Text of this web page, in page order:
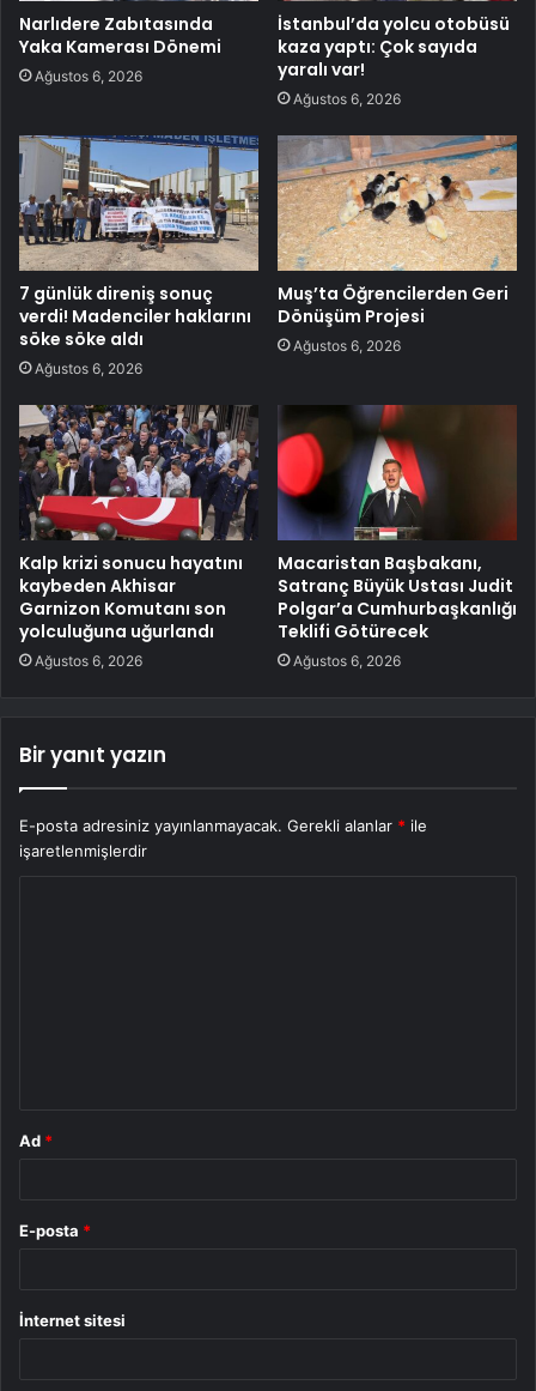
Narlıdere Zabıtasında
Yaka Kamerası Dönemi
Ağustos 6, 2026
İstanbul’da yolcu otobüsü
kaza yaptı: Çok sayıda
yaralı var!
Ağustos 6, 2026
7 günlük direniş sonuç
verdi! Madenciler haklarını
söke söke aldı
Ağustos 6, 2026
Muş’ta Öğrencilerden Geri
Dönüşüm Projesi
Ağustos 6, 2026
Kalp krizi sonucu hayatını
kaybeden Akhisar
Garnizon Komutanı son
yolculuğuna uğurlandı
Ağustos 6, 2026
Macaristan Başbakanı,
Satranç Büyük Ustası Judit
Polgar’a Cumhurbaşkanlığı
Teklifi Götürecek
Ağustos 6, 2026
Bir yanıt yazın
E-posta adresiniz yayınlanmayacak. Gerekli alanlar * ile
işaretlenmişlerdir
Ad *
E-posta *
İnternet sitesi